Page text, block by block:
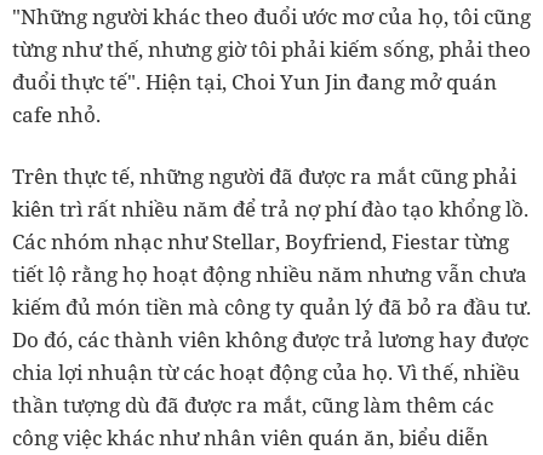
"Những người khác theo đuổi ước mơ của họ, tôi cũng
từng như thế, nhưng giờ tôi phải kiếm sống, phải theo
đuổi thực tế". Hiện tại, Choi Yun Jin đang mở quán
cafe nhỏ.
Trên thực tế, những người đã được ra mắt cũng phải
kiên trì rất nhiều năm để trả nợ phí đào tạo khổng lồ.
Các nhóm nhạc như Stellar, Boyfriend, Fiestar từng
tiết lộ rằng họ hoạt động nhiều năm nhưng vẫn chưa
kiếm đủ món tiền mà công ty quản lý đã bỏ ra đầu tư.
Do đó, các thành viên không được trả lương hay được
chia lợi nhuận từ các hoạt động của họ. Vì thế, nhiều
thần tượng dù đã được ra mắt, cũng làm thêm các
công việc khác như nhân viên quán ăn, biểu diễn